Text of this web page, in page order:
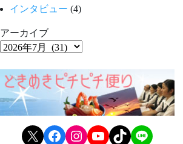
インタビュー (4)
アーカイブ
X Facebook Instagram YouTube TikTok LINE